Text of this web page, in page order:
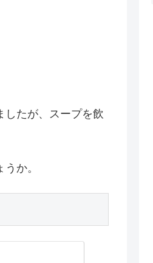
したが、スープを飲
か。